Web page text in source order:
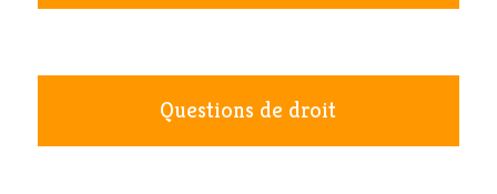
Questions de droit